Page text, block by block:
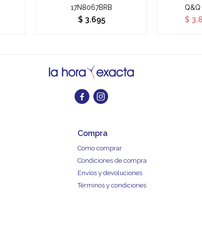
17N8067BRB
$ 3.695 $
 
Compra
Como comprar
Condiciones de compra
Envíos y devoluciones
Términos y condiciones